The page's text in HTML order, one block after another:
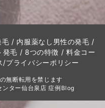
毛 / 内服薬なし男性の発毛 /
発毛 / 8つの特徴 / 料金コー
/プライバシーポリシー
無断転用を禁じます
ター仙台泉店 症例Blog